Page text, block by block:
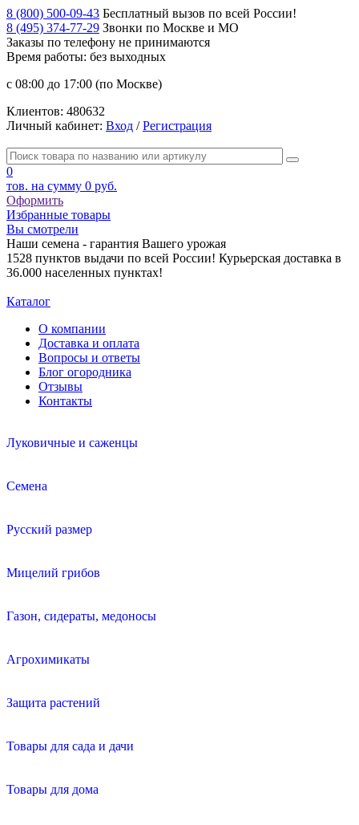
8 (800) 500-09-43 Бесплатный вызов по всей России!
8 (495) 374-77-29 Звонки по Москве и МО
Заказы по телефону не принимаются
Время работы: без выходных
с 08:00 до 17:00 (по Москве)
Клиентов: 480632
Личный кабинет: Вход /Регистрация
0
тов. на сумму 0 руб.
Оформить
Избранные товары
Вы смотрели
Наши семена - гарантия Вашего урожая
1528 пунктов выдачи по всей России! Курьерская доставка в
36.000 населенных пунктах!
Каталог
О компании
Доставка и оплата
Вопросы и ответы
Блог огородника
Отзывы
Контакты
Луковичные и саженцы
Семена
Русский размер
Мицелий грибов
Газон, сидераты, медоносы
Агрохимикаты
Защита растений
Товары для сада и дачи
Товары для дома